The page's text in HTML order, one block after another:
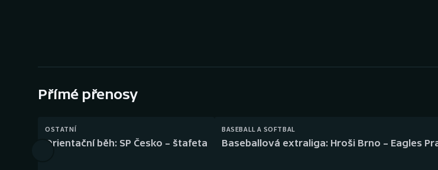
Gymnastika Plážový volejbal
Přímé přenosy
OSTATNÍ
Orientační běh: SP Česko – štafeta
BASEBALL A SOFTBAL
Baseballová extraliga: Hroši Brno – Eagles